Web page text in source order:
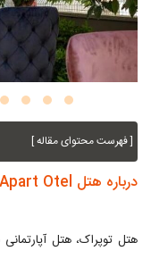
[ فهرست محتوای مقاله ]
درباره هتل Toprak Apart Otel
هتل توپراک، هتل